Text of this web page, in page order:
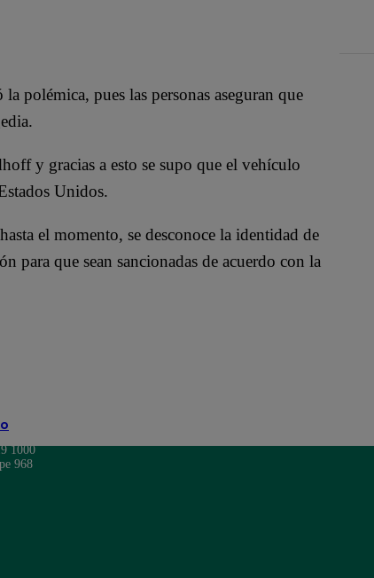
polémica, pues las personas aseguran que
y gracias a esto se supo que el vehículo
Unidos.
el momento, se desconoce la identidad de
para que sean sancionadas de acuerdo con la
1000
968